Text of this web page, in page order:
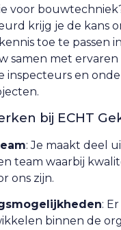
voor
krijg je de kans
toe te passen
samen met ervaren
inspecteurs en
bij ECHT
: Je maakt deel
team waarbij
ons zijn.
:
binnen de